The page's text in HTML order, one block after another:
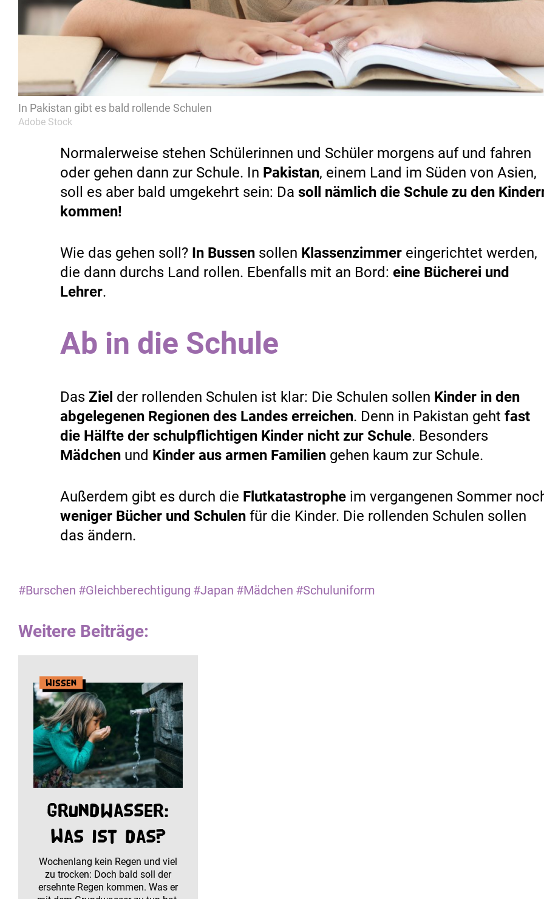
In Pakistan gibt es bald rollende Schulen
Adobe Stock
Normalerweise stehen Schülerinnen und Schüler morgens auf und fahren
oder gehen dann zur Schule. In Pakistan, einem Land im Süden von Asien,
soll es aber bald umgekehrt sein: Da soll nämlich die Schule zu den
kommen!
Wie das gehen soll? In Bussen sollen Klassenzimmer eingerichtet werden,
die dann durchs Land rollen. Ebenfalls mit an Bord: eine Bücherei und
Lehrer.
Ab in die Schule
Das Ziel der rollenden Schulen ist klar: Die Schulen sollen Kinder in den
abgelegenen Regionen des Landes erreichen. Denn in Pakistan geht fast
die Hälfte der schulpflichtigen Kinder nicht zur Schule. Besonders
Mädchen und Kinder aus armen Familien gehen kaum zur Schule.
Außerdem gibt es durch die Flutkatastrophe im vergangenen Sommer
weniger Bücher und Schulen für die Kinder. Die rollenden Schulen sollen
das ändern.
#Burschen #Gleichberechtigung #Japan #Mädchen #Schuluniform
Weitere Beiträge:
Wissen
Grundwasser:
Was ist das?
Wochenlang kein Regen und viel
zu trocken: Doch bald soll der
ersehnte Regen kommen. Was er